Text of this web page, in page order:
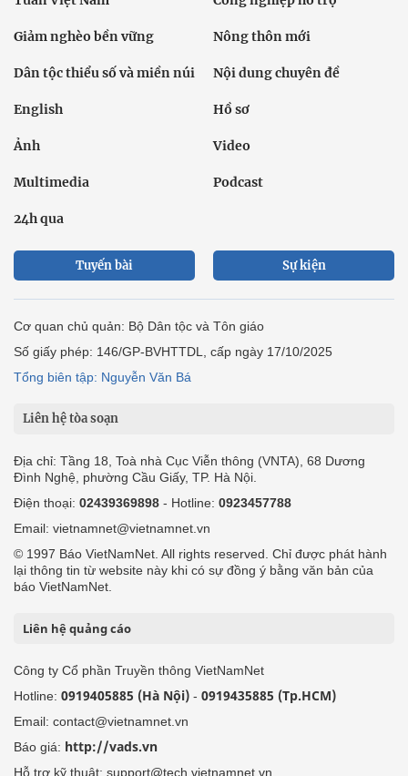
Giảm nghèo bền vững Nông thôn mới
Dân tộc thiểu số và miền núi Nội dung chuyên đề
English Hồ sơ
Ảnh Video
Multimedia Podcast
24h qua
Tuyến bài Sự kiện
Cơ quan chủ quản: Bộ Dân tộc và Tôn giáo
Số giấy phép: 146/GP-BVHTTDL, cấp ngày 17/10/2025
Tổng biên tập: Nguyễn Văn Bá
Liên hệ tòa soạn
Địa chỉ: Tầng 18, Toà nhà Cục Viễn thông (VNTA), 68 Dương
Đình Nghệ, phường Cầu Giấy, TP. Hà Nội.
Điện thoại: 02439369898 - Hotline: 0923457788
Email: vietnamnet@vietnamnet.vn
© 1997 Báo VietNamNet. All rights reserved. Chỉ được phát hành
lại thông tin từ website này khi có sự đồng ý bằng văn bản của
báo VietNamNet.
Liên hệ quảng cáo
Công ty Cổ phần Truyền thông VietNamNet
Hotline: 0919405885 (Hà Nội) - 0919435885 (Tp.HCM)
Email: contact@vietnamnet.vn
Báo giá: http://vads.vn
Hỗ trợ kỹ thuật: support@tech.vietnamnet.vn